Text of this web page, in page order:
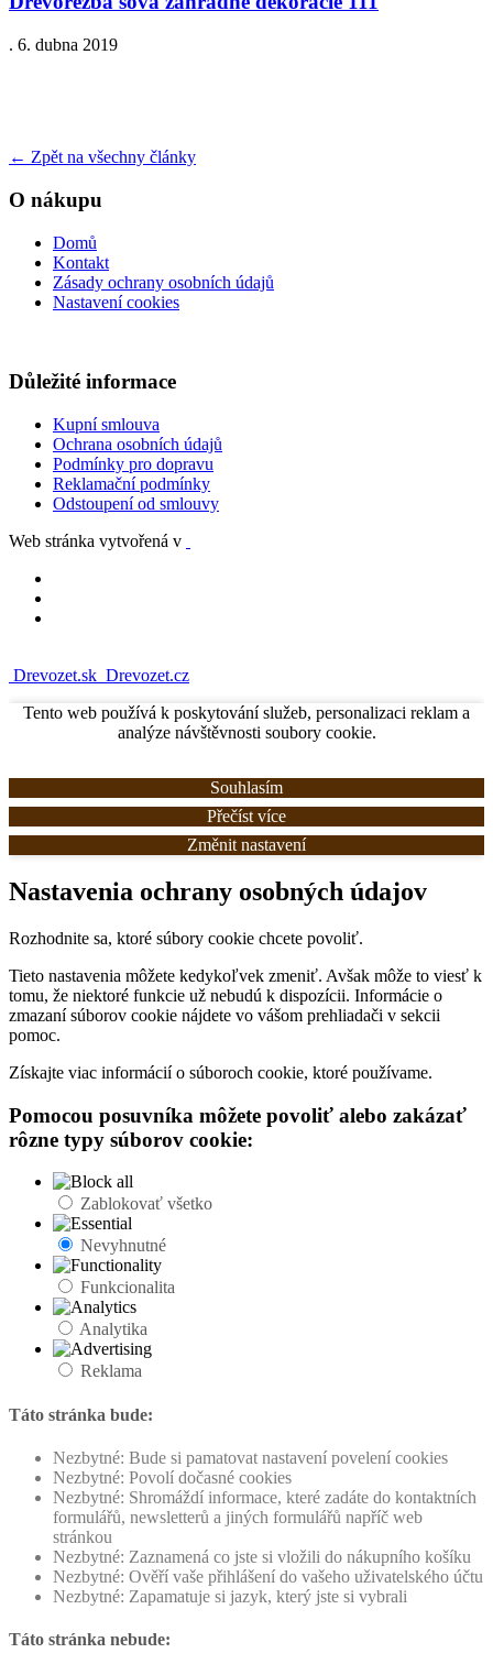
. 6. dubna 2019
← Zpět na všechny články
O nákupu
Domů
Kontakt
Zásady ochrany osobních údajů
Nastavení cookies
Důležité informace
Kupní smlouva
Ochrana osobních údajů
Podmínky pro dopravu
Reklamační podmínky
Odstoupení od smlouvy
Web stránka vytvořená v
Drevozet.sk Drevozet.cz
Tento web používá k poskytování služeb, personalizaci reklam a
analýze návštěvnosti soubory cookie.
Souhlasím
Přečíst více
Změnit nastavení
Nastavenia ochrany osobných údajov
Rozhodnite sa, ktoré súbory cookie chcete povoliť.
Tieto nastavenia môžete kedykoľvek zmeniť. Avšak môže to viesť k
tomu, že niektoré funkcie už nebudú k dispozícii. Informácie o
zmazaní súborov cookie nájdete vo vášom prehliadači v sekcii
pomoc.
Získajte viac informácií o súboroch cookie, ktoré používame.
Pomocou posuvníka môžete povoliť alebo zakázať
rôzne typy súborov cookie:
Zablokovať všetko
Nevyhnutné
Funkcionalita
Analytika
Reklama
Táto stránka bude:
Nezbytné: Bude si pamatovat nastavení povelení cookies
Nezbytné: Povolí dočasné cookies
Nezbytné: Shromáždí informace, které zadáte do kontaktních
formulářů, newsletterů a jiných formulářů napříč web
stránkou
Nezbytné: Zaznamená co jste si vložili do nákupního košíku
Nezbytné: Ověří vaše přihlášení do vašeho uživatelského účtu
Nezbytné: Zapamatuje si jazyk, který jste si vybrali
Táto stránka nebude: